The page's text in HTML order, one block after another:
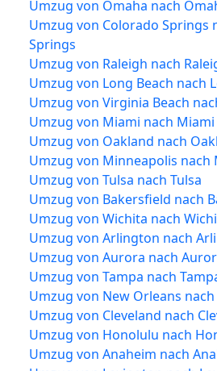
Umzug von Omaha nach
Umzug von Colorado Springs
Springs
Umzug von Raleigh nach
Umzug von Long Beach nach
Umzug von Virginia Beach
Umzug von Miami nach Miami
Umzug von Oakland nach
Umzug von Minneapolis nach
Umzug von Tulsa nach Tulsa
Umzug von Bakersfield nach
Umzug von Wichita nach
Umzug von Arlington nach
Umzug von Aurora nach
Umzug von Tampa nach
Umzug von New Orleans
Umzug von Cleveland nach
Umzug von Honolulu nach
Umzug von Anaheim nach